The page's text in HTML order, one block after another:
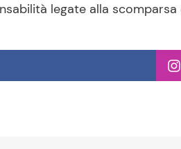
legate alla scomparsa